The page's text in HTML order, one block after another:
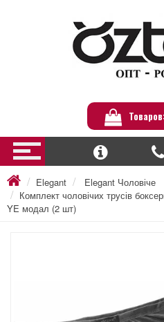
Elegant
Elegant Чоловіче
Комплект чоловічих трусів
YE модал (2 шт)